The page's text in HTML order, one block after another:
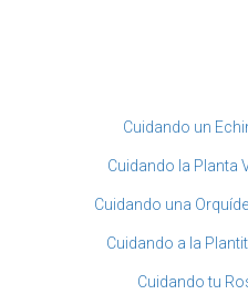
Cuidando un
Cuidando la Planta
Cuidando una
Cuidando a la
Cuidando tu